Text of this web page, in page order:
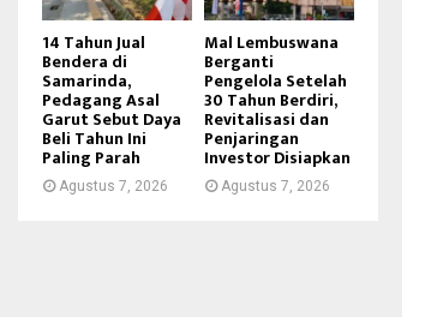
14 Tahun Jual
Bendera di
Samarinda,
Pedagang Asal
Garut Sebut Daya
Beli Tahun Ini
Paling Parah
Agustus 7, 2026
Mal Lembuswana
Berganti
Pengelola Setelah
30 Tahun Berdiri,
Revitalisasi dan
Penjaringan
Investor Disiapkan
Agustus 7, 2026